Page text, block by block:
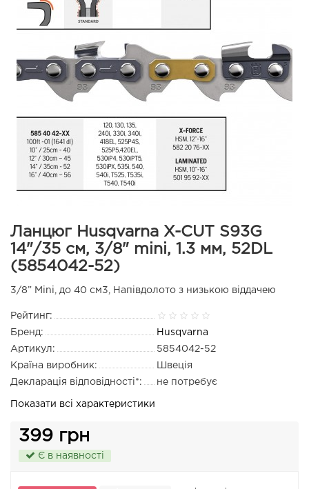
Ланцюг Husqvarna X-CUT S93G
14"/35 см, 3/8" mini, 1.3 мм, 52DL
(5854042-52)
3/8” Mini, до 40 см3, Напівдолото з низькою віддачею
Рейтинг:
Бренд:
Husqvarna
Артикул:
5854042-52
Країна виробник:
Швеція
Декларація відповідності*:
не потребує
Показати всі характеристики
399 грн
Є в наявності